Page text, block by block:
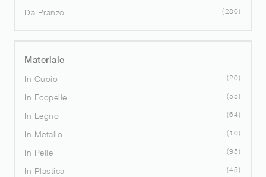
Da Pranzo 280
Materiale
In Cuoio
20
In Ecopelle 55
In Legno 64
In Metallo 10
In Pelle 95
In Plastica 45